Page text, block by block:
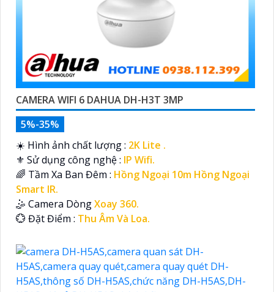
CAMERA WIFI 6 DAHUA DH-H3T 3MP
5%-35%
☀️ Hình ảnh chất lượng : 2K Lite .
⚜️ Sử dụng công nghệ : IP Wifi.
🌈 Tầm Xa Ban Đêm : Hồng Ngoại 10m Hồng Ngoại
Smart IR.
🤹 Camera DòngXoay 360.
️💮 Đặt Điểm : Thu Âm Và Loa.